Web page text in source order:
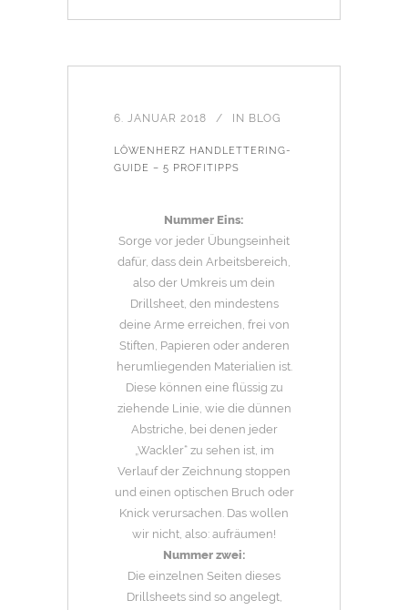
6. JANUAR 2018 IN BLOG
LÖWENHERZ HANDLETTERING-
GUIDE – 5 PROFITIPPS
Nummer Eins:
Sorge vor jeder Übungseinheit
dafür, dass dein Arbeitsbereich,
also der Umkreis um dein
Drillsheet, den mindestens
deine Arme erreichen, frei von
Stiften, Papieren oder anderen
herumliegenden Materialien ist.
Diese können eine flüssig zu
ziehende Linie, wie die dünnen
Abstriche, bei denen jeder
„Wackler“ zu sehen ist, im
Verlauf der Zeichnung stoppen
und einen optischen Bruch oder
Knick verursachen. Das wollen
wir nicht, also: aufräumen!
Nummer zwei:
Die einzelnen Seiten dieses
Drillsheets sind so angelegt,